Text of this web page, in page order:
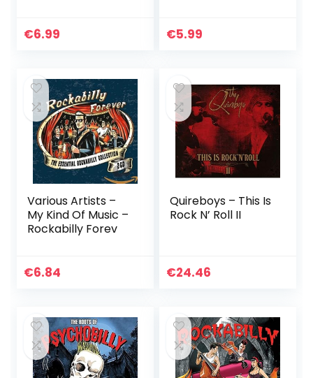
€6.99 €5.99
Various Artists –
My Kind Of Music –
Rockabilly Forev
€6.84
Quireboys – This Is
Rock N’ Roll II
€24.46